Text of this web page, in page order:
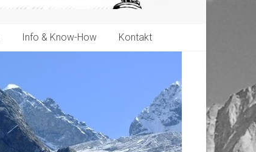
Info & Know-How Kontakt